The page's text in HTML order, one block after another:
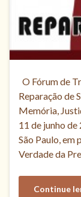
O Fórum de
Reparação de
Memória,
11 de junho
São Paulo, em
Verdade da
Continue